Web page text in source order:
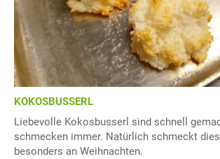
KOKOSBUSSERL
Liebevolle Kokosbusserl sind schnell
schmecken immer. Natürlich schmeckt
besonders an Weihnachten.